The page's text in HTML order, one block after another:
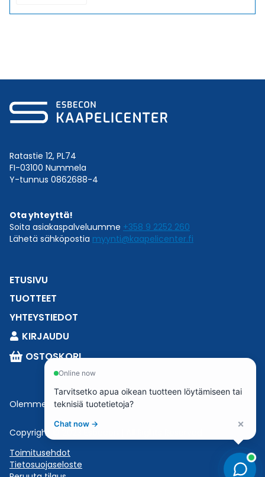
Ratastie 12, PL74
FI-03100 Nummela
Y-tunnus 0862688-4
Ota yhteyttä!
Soita asiakaspalveluumme +358 9 2252 260
Lähetä sähköpostia myynti@kaapelicenter.fi
ETUSIVU
TUOTTEET
YHTEYSTIEDOT
KIRJAUDU
OSTOSKORI
Olemme osaEsbeconia.
Copyright © 2023 Esbecon | All Rights Reserved
Toimitusehdot
Tietosuojaseloste
Online now
Tarvitsetko apua oikean tuotteen löytämiseen tai
teknisiä tuotetietoja?
Chat now → ×